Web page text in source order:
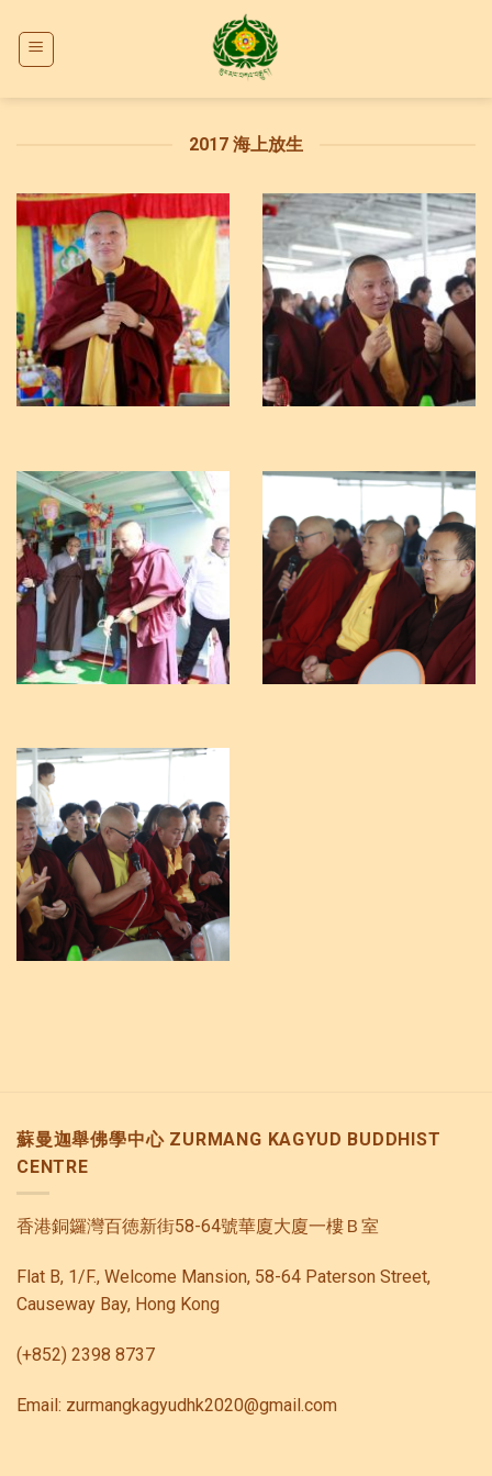
content
2017 海上放生
蘇曼迦舉佛學中心 ZURMANG KAGYUD BUDDHIST
CENTRE
香港銅鑼灣百徳新街58-64號華廈大廈一樓Ｂ室
Flat B, 1/F., Welcome Mansion, 58-64 Paterson Street,
Causeway Bay, Hong Kong
(+852) 2398 8737
Email: zurmangkagyudhk2020@gmail.com